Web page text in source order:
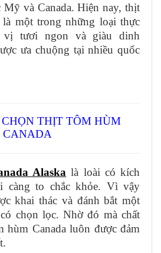
Mỹ và Canada. Hiện nay, thịt
là một trong những loại thực
vị tươi ngon và giàu dinh
ưa chuộng tại nhiều quốc
THỊT TÔM HÙM
CANADA
Alaska là loài có kích
càng to chắc khỏe. Vì vậy
khai thác và đánh bắt một
chọn lọc. Nhờ đó mà chất
hùm Canada luôn được đảm